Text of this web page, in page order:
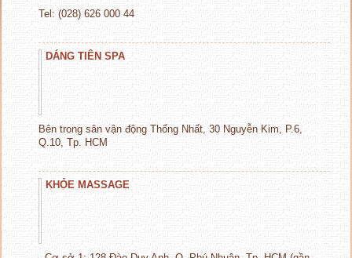
Tel: (028) 626 000 44
DÁNG TIÊN SPA
Bên trong sân vận động Thống Nhất, 30 Nguyễn Kim, P.6,
Q.10, Tp. HCM
KHỎE MASSAGE